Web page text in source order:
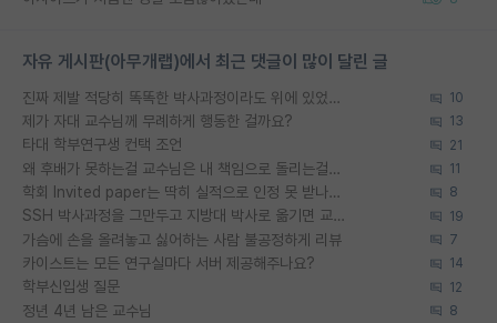
자유 게시판(아무개랩)에서 최근 댓글이 많이 달린 글
진짜 제발 적당히 똑똑한 박사과정이라도 위에 있었으면.. 10
제가 자대 교수님께 무례하게 행동한 걸까요? 13
타대 학부연구생 컨택 조언 21
왜 후배가 못하는걸 교수님은 내 책임으로 돌리는걸까요? 11
학회 Invited paper는 딱히 실적으로 인정 못 받나요? 8
SSH 박사과정을 그만두고 지방대 박사로 옮기면 교수의 꿈은 끝일까요? 19
가슴에 손을 올려놓고 싫어하는 사람 불공정하게 리뷰 7
카이스트는 모든 연구실마다 서버 제공해주나요? 14
학부신입생 질문 12
정년 4년 남은 교수님 8